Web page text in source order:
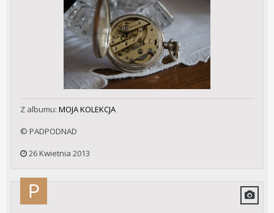
Z albumu: MOJA KOLEKCJA
© PADPODNAD
26 Kwietnia 2013